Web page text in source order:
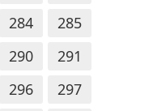
284
285
290
291
296
297